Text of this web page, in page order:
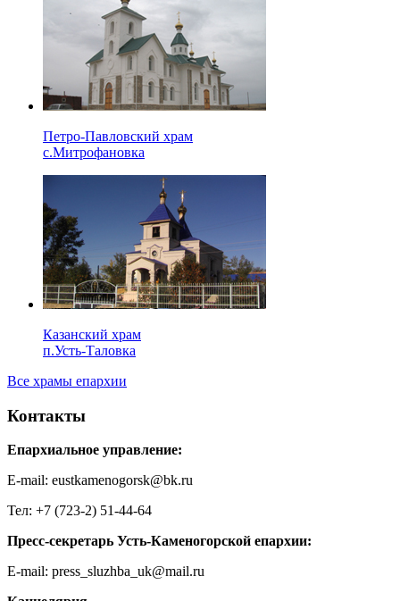
Петро-Павловский храм
с.Митрофановка
Казанский храм
п.Усть-Таловка
Все храмы епархии
Контакты
Епархиальное управление:
E-mail: eustkamenogorsk@bk.ru
Тел: +7 (723-2) 51-44-64
Пресс-секретарь Усть-Каменогорской епархии:
E-mail: press_sluzhba_uk@mail.ru